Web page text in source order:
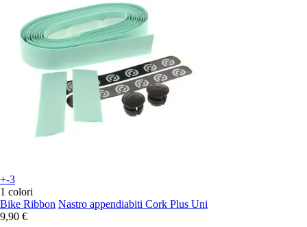
+-3
1 colori
Bike Ribbon Nastro appendiabiti Cork Plus Uni
9,90 €